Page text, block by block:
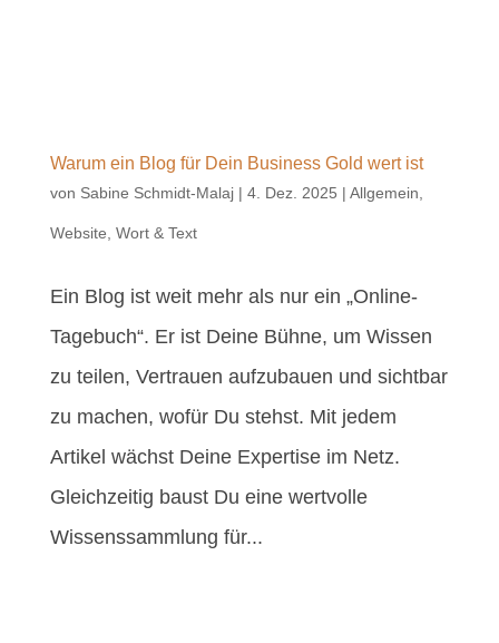
Warum ein Blog für Dein Business Gold wert ist
von Sabine Schmidt-Malaj| 4. Dez. 2025 | Allgemein
Website Wort & Text
Ein Blog ist weit mehr als nur ein „Online-
Tagebuch“. Er ist Deine Bühne, um Wissen
zu teilen, Vertrauen aufzubauen und sichtbar
zu machen, wofür Du stehst. Mit jedem
Artikel wächst Deine Expertise im Netz.
Gleichzeitig baust Du eine wertvolle
Wissenssammlung für...